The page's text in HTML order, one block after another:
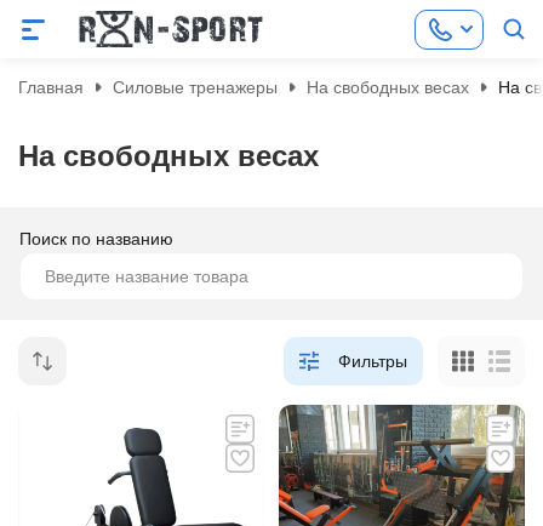
Главная Силовые тренажеры На свободных весах На
На свободных весах
Поиск по названию
Фильтры